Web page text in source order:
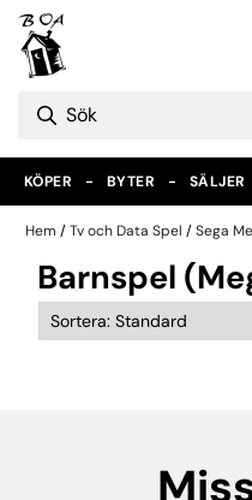
Hoppa till innehåll
KÖPER - BYTER -
Hem /Tv och Data Spel /Sega
Barnspel